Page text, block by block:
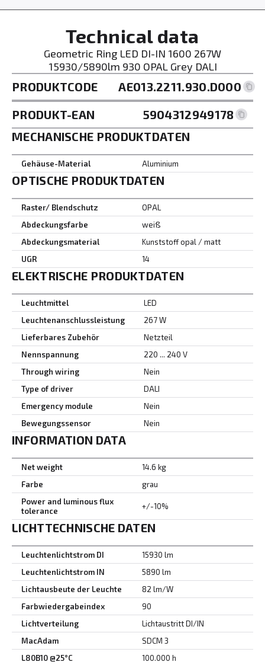
Technical data
Geometric Ring LED DI-IN 1600 267W
15930/5890lm 930 OPAL Grey DALI
PRODUKTCODE
AE013.2211.930.D000
PRODUKT-EAN
5904312949178
MECHANISCHE PRODUKTDATEN
Gehäuse-Material Aluminium
OPTISCHE PRODUKTDATEN
Raster/ Blendschutz
OPAL
Abdeckungsfarbe
weiß
Abdeckungsmaterial
Kunststoff opal / matt
UGR
14
ELEKTRISCHE PRODUKTDATEN
Leuchtmittel
LED
Leuchtenanschlussleistung
267 W
Lieferbares Zubehör
Netzteil
Nennspannung
220 ... 240 V
Through wiring
Nein
Type of driver
DALI
Emergency module
Nein
Bewegungssensor
Nein
INFORMATION DATA
Net weight
14.6 kg
Farbe
grau
Power and luminous flux
tolerance
+/-10%
LICHTTECHNISCHE DATEN
Leuchtenlichtstrom DI
15930 lm
Leuchtenlichtstrom IN
5890 lm
Lichtausbeute der Leuchte
82 lm/W
Farbwiedergabeindex
90
Lichtverteilung
Lichtaustritt DI/IN
MacAdam
SDCM 3
L80B10 @25°C
100.000 h